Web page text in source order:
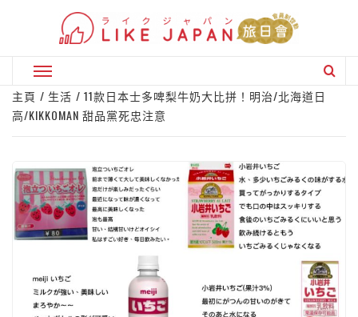
Primary
Menu
主頁 生活
11款日本士多啤梨牛奶大比拼！明治/北海道日
高/KIKKOMAN 甜品黨死忠注意